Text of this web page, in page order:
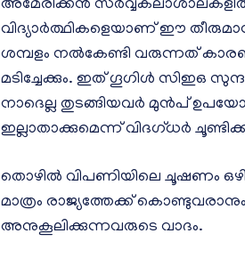
അമേരിക്കൻ സർവ്വകലാശാലകളിൽ
വിദ്യാർത്ഥികളെയാണ് ഈ
ശമ്പളം നൽകേണ്ടി വരുന്നത്
മടിച്ചേക്കും. ഇത് ഗൂഗിൾ സിഇഒ
നാദെല്ല തുടങ്ങിയവർ മുൻപ്
ഇല്ലാതാക്കുമെന്ന് വിദഗ്ധർ
തൊഴിൽ വിപണിയിലെ ചൂഷണം
മാത്രം രാജ്യത്തേക്ക്
അനുകൂലിക്കുന്നവരുടെ വാദം.